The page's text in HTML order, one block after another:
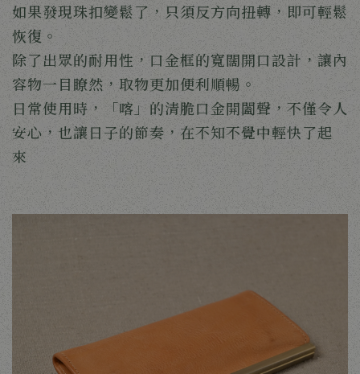
如果發現珠扣變鬆了，只須反方向扭轉，即可輕鬆
恢復。
除了出眾的耐用性，口金框的寬闊開口設計，讓內
容物一目瞭然，取物更加便利順暢。
日常使用時，「喀」的清脆口金開闔聲，不僅令人
安心，也讓日子的節奏，在不知不覺中輕快了起
來